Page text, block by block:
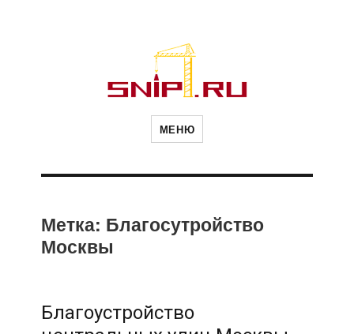
Новости
и
другие связанные со стройкой
МЕНЮ
Метка: Благосутройство
Москвы
Благоустройство